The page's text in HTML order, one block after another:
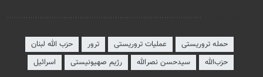
حمله تروریستی عملیات تروریستی ترور
حزب الله لبنان
حز‌ب‌الله
سیدحسن نصرالله رژیم صهیونیستی اسرائیل